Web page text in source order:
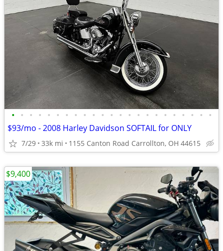
• • • • • • • • • • • • • • • • • • • • • • •
$93/mo - 2008 Harley Davidson SOFTAIL for ONLY
7/29 33k mi 1155 Canton Road Carrollton, OH 44615
$9,400